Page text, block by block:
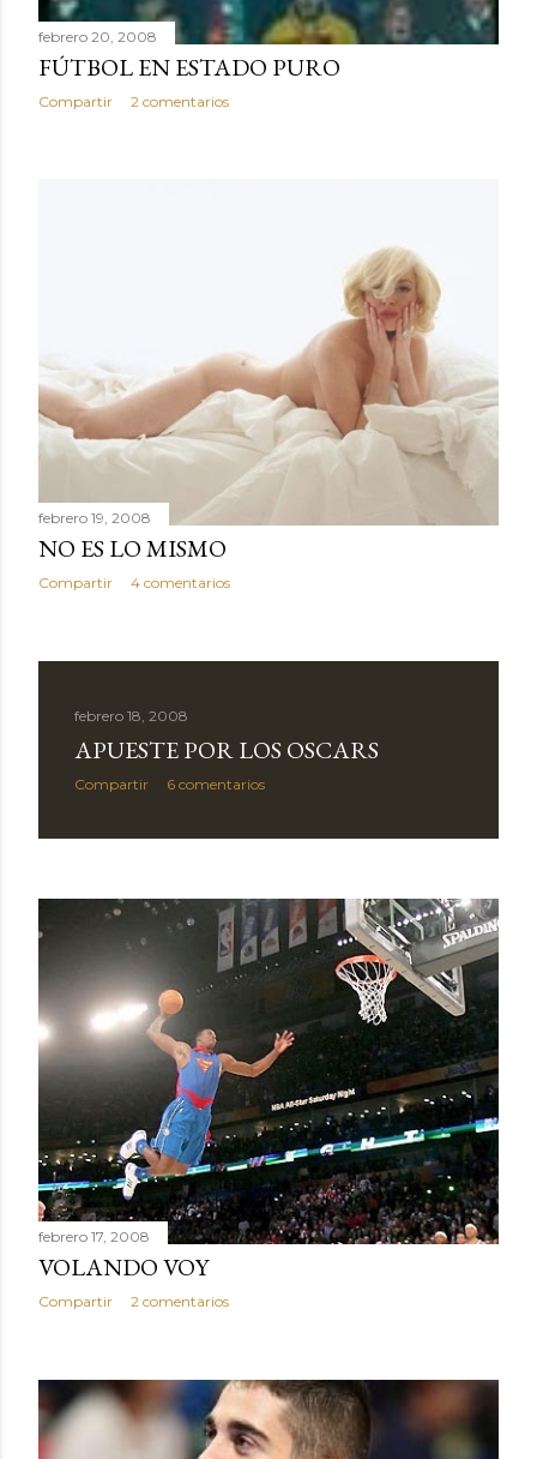
febrero 20, 2008
FÚTBOL EN ESTADO PURO
Compartir 2 comentarios
febrero 19, 2008
NO ES LO MISMO
Compartir 4 comentarios
febrero 18, 2008
APUESTE POR LOS OSCARS
Compartir 6 comentarios
febrero 17, 2008
VOLANDO VOY
Compartir 2 comentarios